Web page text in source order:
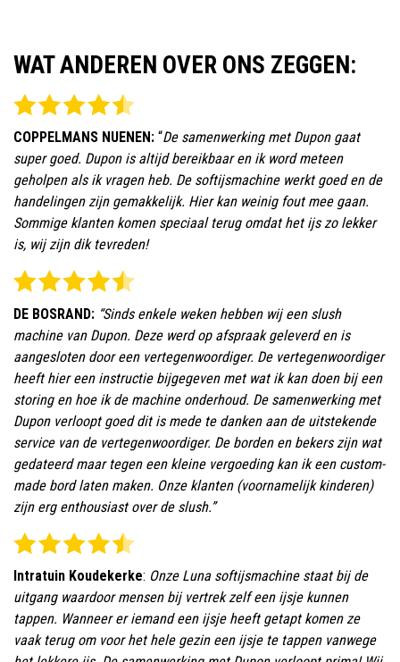
WAT ANDEREN OVER ONS ZEGGEN:
COPPELMANS NUENEN: “De samenwerking met Dupon gaat
super goed. Dupon is altijd bereikbaar en ik word meteen
geholpen als ik vragen heb. De softijsmachine werkt goed en de
handelingen zijn gemakkelijk. Hier kan weinig fout mee gaan.
Sommige klanten komen speciaal terug omdat het ijs zo lekker
is, wij zijn dik tevreden!
DE BOSRAND: “Sinds enkele weken hebben wij een slush
machine van Dupon. Deze werd op afspraak geleverd en is
aangesloten door een vertegenwoordiger. De vertegenwoordiger
heeft hier een instructie bijgegeven met wat ik kan doen bij een
storing en hoe ik de machine onderhoud. De samenwerking met
Dupon verloopt goed dit is mede te danken aan de uitstekende
service van de vertegenwoordiger. De borden en bekers zijn wat
gedateerd maar tegen een kleine vergoeding kan ik een custom-
made bord laten maken. Onze klanten (voornamelijk kinderen)
zijn erg enthousiast over de slush.”
Intratuin Koudekerke: Onze Luna softijsmachine staat bij de
uitgang waardoor mensen bij vertrek zelf een ijsje kunnen
tappen. Wanneer er iemand een ijsje heeft getapt komen ze
vaak terug om voor het hele gezin een ijsje te tappen vanwege